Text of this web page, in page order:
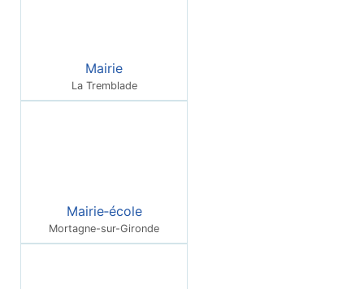
Mairie
La Tremblade
Mairie‑école
Mortagne-sur-Gironde